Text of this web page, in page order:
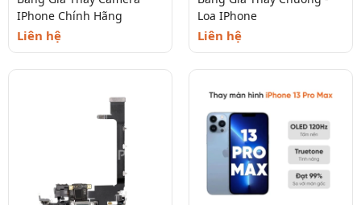
IPhone Chính Hãng
Liên hệ
Loa IPhone
Liên hệ